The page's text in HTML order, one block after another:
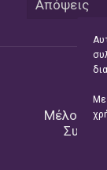
Απόψεις
Μέλος
Με